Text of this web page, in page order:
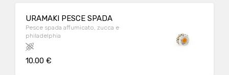
URAMAKI PESCE SPADA
Pesce spada affumicato, zucca e
philadelphia
10.00 €